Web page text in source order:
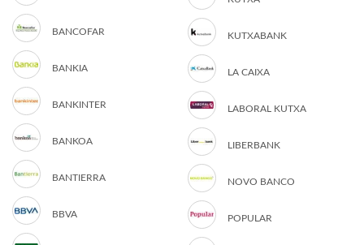
BANCOFAR
BANKIA
BANKINTER
BANKOA
BANTIERRA
BBVA
KUTXABANK
LA CAIXA
LABORAL KUTXA
LIBERBANK
NOVO BANCO
POPULAR